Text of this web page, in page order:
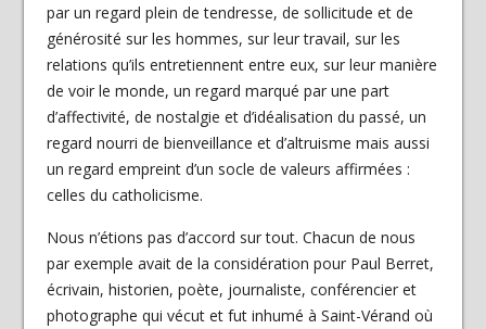
par un regard plein de tendresse, de sollicitude et de
générosité sur les hommes, sur leur travail, sur les
relations qu’ils entretiennent entre eux, sur leur manière
de voir le monde, un regard marqué par une part
d’affectivité, de nostalgie et d’idéalisation du passé, un
regard nourri de bienveillance et d’altruisme mais aussi
un regard empreint d’un socle de valeurs affirmées :
celles du catholicisme.
Nous n’étions pas d’accord sur tout. Chacun de nous
par exemple avait de la considération pour Paul Berret,
écrivain, historien, poète, journaliste, conférencier et
photographe qui vécut et fut inhumé à Saint-Vérand où